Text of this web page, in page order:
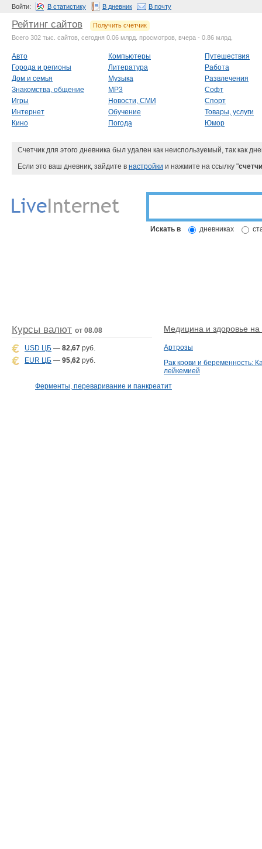
Войти: В статистику В дневник В почту
Рейтинг сайтов
Получить счетчик
Всего 302 тыс. сайтов, сегодня 0.06 млрд. просмотров, вчера - 0.86 млрд.
Авто
Города и регионы
Дом и семья
Знакомства, общение
Игры
Интернет
Кино
Компьютеры
Литература
Музыка
MP3
Новости, СМИ
Обучение
Погода
Путешествия
Работа
Развлечения
Софт
Спорт
Товары, услуги
Юмор
Счетчик для этого дневника был удален как неиспользуемый, так как
Если это ваш дневник, зайдите в настройки и нажмите на ссылку "
Искать в дневниках
Курсы валют от 08.08
USD ЦБ — 82,67 руб.
EUR ЦБ — 95,62 руб.
Медицина и здоровье на
Артрозы
Рак крови и беременность:
лейкемией
Ферменты, переваривание и панкреатит